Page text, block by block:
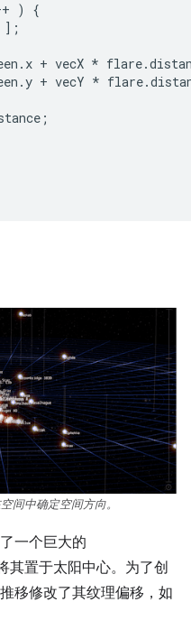
)
{
];
. x + vecX * flare.
.y + vecY * flare.
;
间中确定空间方向。
一个巨大的
其置于太阳中心。为了创
移修改了其纹理偏移，如